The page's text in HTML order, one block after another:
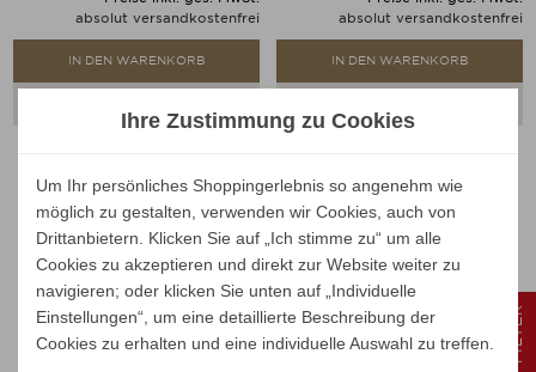
absolut versandkostenfrei
IN DEN WARENKORB
absolut versandkostenfrei
IN DEN WARENKORB
Jan Kurtz TREE Kleiderständer
Verkaufspreis
ab 89,00 €
Preis
84,55 €
Ihr Spar-Preis
Jan Kurtz DETROIT
Kleiderständer
Verkaufspreis
ab 119,00 €
Preis
113,05 €
Ihr Spar-Preis
Preise inkl. ges. MwSt.
Ihre Zustimmung zu Cookies
Um Ihr persönliches Shoppingerlebnis so angenehm wie
möglich zu gestalten, verwenden wir Cookies, auch von
Drittanbietern. Klicken Sie auf „Ich stimme zu“ um alle
Cookies zu akzeptieren und direkt zur Website weiter zu
navigieren; oder klicken Sie unten auf „Individuelle
Einstellungen“, um eine detaillierte Beschreibung der
Cookies zu erhalten und eine individuelle Auswahl zu treffen.
FILTER